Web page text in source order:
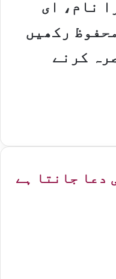
نام، ای
رکھیں
کرنے
دعا جانتا ہے